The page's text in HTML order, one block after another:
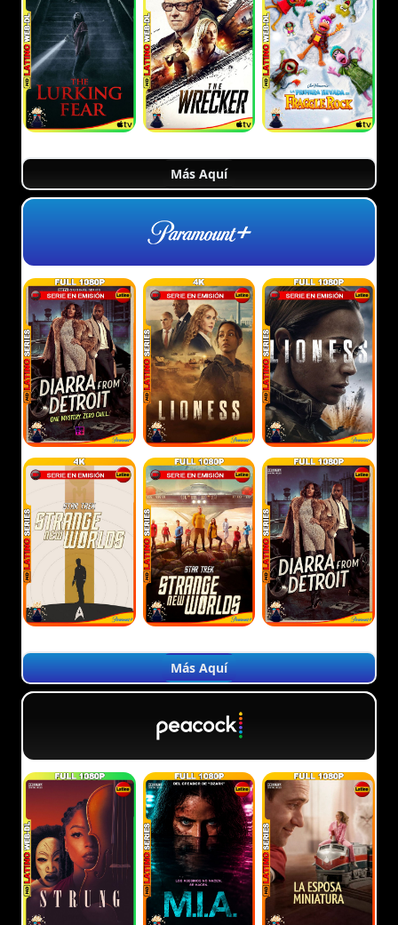
Más Aquí
Más Aquí